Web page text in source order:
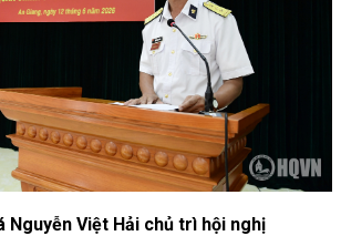
Nguyễn Việt Hải chủ trì hội nghị